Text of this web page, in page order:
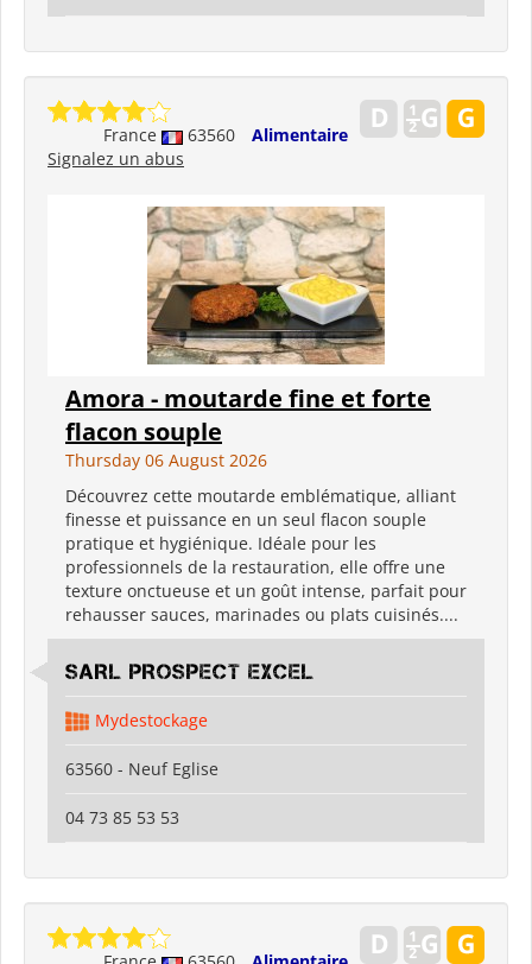
France 63560
Alimentaire
Signalez un abus
Amora - moutarde fine et forte
flacon souple
Thursday 06 August 2026
Découvrez cette moutarde emblématique, alliant
finesse et puissance en un seul flacon souple
pratique et hygiénique. Idéale pour les
professionnels de la restauration, elle offre une
texture onctueuse et un goût intense, parfait pour
rehausser sauces, marinades ou plats cuisinés....
SARL PROSPECT EXCEL
Mydestockage
63560 - Neuf Eglise
04 73 85 53 53